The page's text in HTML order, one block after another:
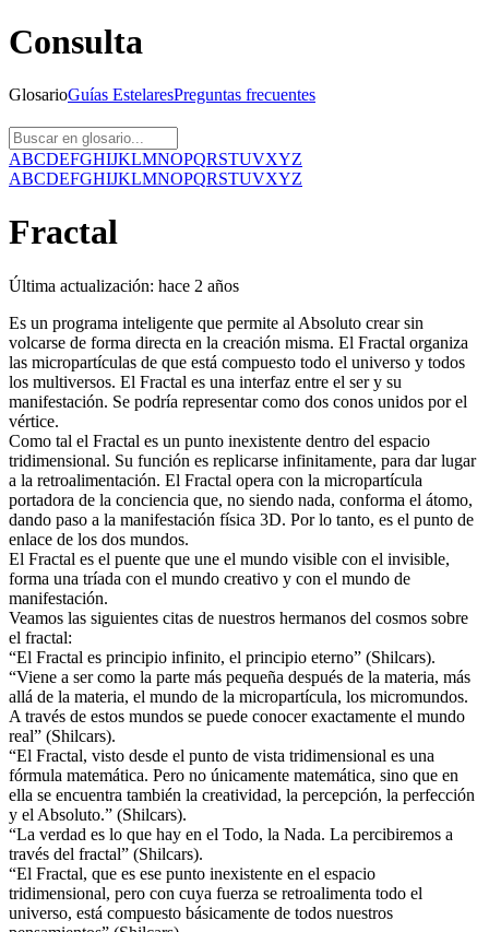
Consulta
GlosarioGuías EstelaresPreguntas frecuentes
ABCDEFGHIJKLMNOPQRSTUVXYZ
ABCDEFGHIJKLMNOPQRSTUVXYZ
Fractal
Última actualización: hace 2 años
Es un programa inteligente que permite al Absoluto crear sin
volcarse de forma directa en la creación misma. El Fractal organiza
las micropartículas de que está compuesto todo el universo y todos
los multiversos. El Fractal es una interfaz entre el ser y su
manifestación. Se podría representar como dos conos unidos por el
vértice.
Como tal el Fractal es un punto inexistente dentro del espacio
tridimensional. Su función es replicarse infinitamente, para dar lugar
a la retroalimentación. El Fractal opera con la micropartícula
portadora de la conciencia que, no siendo nada, conforma el átomo,
dando paso a la manifestación física 3D. Por lo tanto, es el punto de
enlace de los dos mundos.
El Fractal es el puente que une el mundo visible con el invisible,
forma una tríada con el mundo creativo y con el mundo de
manifestación.
Veamos las siguientes citas de nuestros hermanos del cosmos sobre
el fractal:
“El Fractal es principio infinito, el principio eterno” (Shilcars).
“Viene a ser como la parte más pequeña después de la materia, más
allá de la materia, el mundo de la micropartícula, los micromundos.
A través de estos mundos se puede conocer exactamente el mundo
real” (Shilcars).
“El Fractal, visto desde el punto de vista tridimensional es una
fórmula matemática. Pero no únicamente matemática, sino que en
ella se encuentra también la creatividad, la percepción, la perfección
y el Absoluto.” (Shilcars).
“La verdad es lo que hay en el Todo, la Nada. La percibiremos a
través del fractal” (Shilcars).
“El Fractal, que es ese punto inexistente en el espacio
tridimensional, pero con cuya fuerza se retroalimenta todo el
universo, está compuesto básicamente de todos nuestros